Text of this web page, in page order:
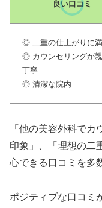
良い口コミ
◎ 二重の仕上がりに
◎ カウンセリングが親
丁寧
◎ 清潔な院内
「他の美容外科で
印象」、「理想の二
心できる口コミを多
ポジティブな口コミ